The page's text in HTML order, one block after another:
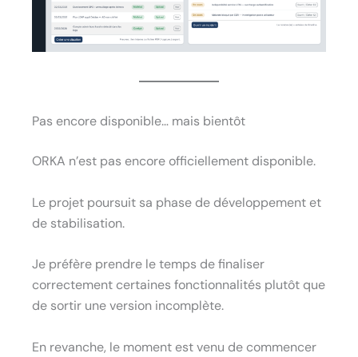
Pas encore disponible… mais bientôt
ORKA n’est pas encore officiellement disponible.
Le projet poursuit sa phase de développement et
de stabilisation.
Je préfère prendre le temps de finaliser
correctement certaines fonctionnalités plutôt que
de sortir une version incomplète.
En revanche, le moment est venu de commencer